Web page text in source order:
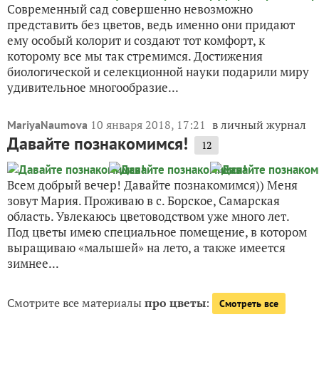
Современный сад совершенно невозможно
представить без цветов, ведь именно они придают
ему особый колорит и создают тот комфорт, к
которому все мы так стремимся. Достижения
биологической и селекционной науки подарили миру
удивительное многообразие...
MariyaNaumova 10 января 2018, 17:21 в личный журнал
Давайте познакомимся! 12
Всем добрый вечер! Давайте познакомимся)) Меня
зовут Мария. Проживаю в с. Борское, Самарская
область. Увлекаюсь цветоводством уже много лет.
Под цветы имею специальное помещение, в котором
выращиваю «малышей» на лето, а также имеется
зимнее...
Смотрите все материалыпро цветы: Смотреть все